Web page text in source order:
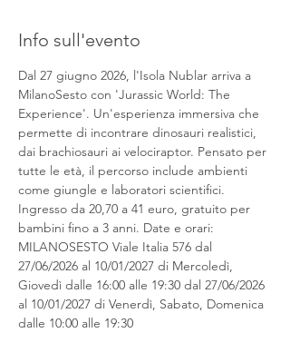
Info sull'evento
Dal 27 giugno 2026, l'Isola Nublar arriva a
MilanoSesto con 'Jurassic World: The
Experience'. Un'esperienza immersiva che
permette di incontrare dinosauri realistici,
dai brachiosauri ai velociraptor. Pensato per
tutte le età, il percorso include ambienti
come giungle e laboratori scientifici.
Ingresso da 20,70 a 41 euro, gratuito per
bambini fino a 3 anni. Date e orari:
MILANOSESTO Viale Italia 576 dal
27/06/2026 al 10/01/2027 di Mercoledì,
Giovedì dalle 16:00 alle 19:30 dal 27/06/2026
al 10/01/2027 di Venerdì, Sabato, Domenica
dalle 10:00 alle 19:30